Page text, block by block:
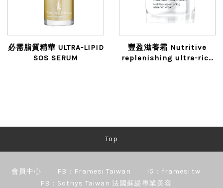
必需脂質精華 ULTRA-LIPID
SOS SERUM
豐盈滋養霜 Nutritive
replenishing ultra-rich
Top
會員中心 FB：Framesi Taiwan
IG：framesi.tw
FB：Sothys Taiwan 法國蘇緹專業美容